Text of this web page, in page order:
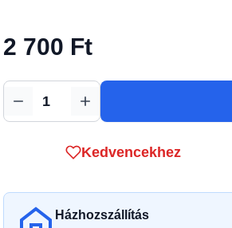
2 700 Ft
Mennyiség
Kedvencekhez
Házhozszállítás